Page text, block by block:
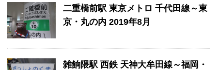
二重橋前駅 東京メトロ 千代田線～東
京・丸の内 2019年8月
雑餉隈駅 西鉄 天神大牟田線～福岡・